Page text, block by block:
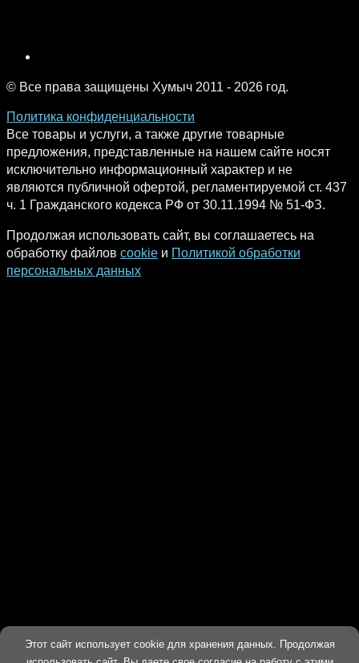
© Все права защищены Хумыч 2011 - 2026 год.
Политика конфиденциальности
Все товары и услуги, а также другие товарные
предложения, представленные на нашем сайте носят
исключительно информационный характер и не
являются публичной офертой, регламентируемой ст. 437
ч. 1 Гражданского кодекса РФ от 30.11.1994 № 51-ФЗ.
Продолжая использовать сайт, вы соглашаетесь на
обработку файлов cookie и Политикой обработки
персональных данных
ХОРОШО
Этот сайт использует cookie для хранения данных. Продолжая